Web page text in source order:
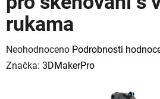
rukama
Průměrné
hodnocení
Neohodnoceno Podrobnosti
Značka: 3DMakerPro